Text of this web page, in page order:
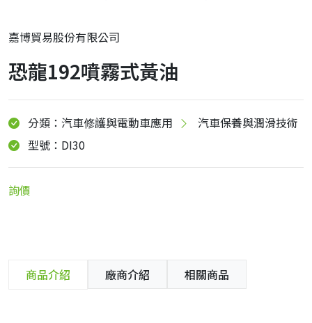
嘉博貿易股份有限公司
恐龍192噴霧式黃油
分類：汽車修護與電動車應用
汽車保養與潤滑技術
型號：DI30
詢價
商品介紹 廠商介紹 相關商品